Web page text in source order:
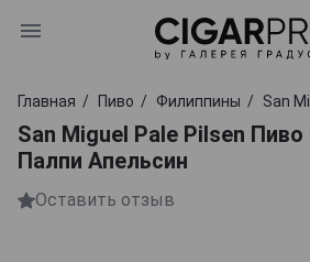
Главная Пиво Филиппины San
San Miguel Pale Pilsen
Палпи Апельсин
Оставить отзыв